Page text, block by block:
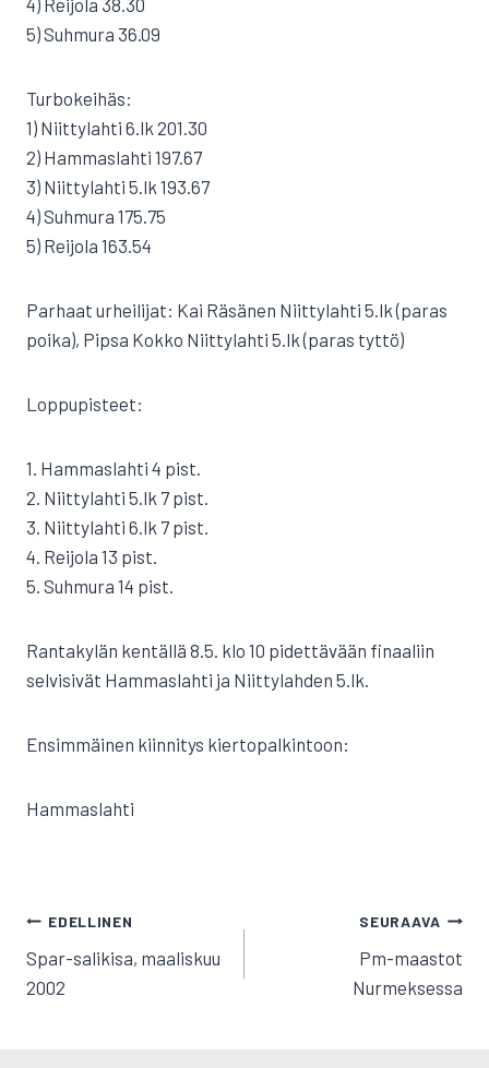
4) Reijola 38.30
5) Suhmura 36.09
Turbokeihäs:
1) Niittylahti 6.lk 201.30
2) Hammaslahti 197.67
3) Niittylahti 5.lk 193.67
4) Suhmura 175.75
5) Reijola 163.54
Parhaat urheilijat: Kai Räsänen Niittylahti 5.lk (paras
poika), Pipsa Kokko Niittylahti 5.lk (paras tyttö)
Loppupisteet:
1. Hammaslahti 4 pist.
2. Niittylahti 5.lk 7 pist.
3. Niittylahti 6.lk 7 pist.
4. Reijola 13 pist.
5. Suhmura 14 pist.
Rantakylän kentällä 8.5. klo 10 pidettävään finaaliin
selvisivät Hammaslahti ja Niittylahden 5.lk.
Ensimmäinen kiinnitys kiertopalkintoon:
Hammaslahti
ARTIKKELIEN
SELAUS
EDELLINEN
Spar-salikisa, maaliskuu
2002
SEURAAVA
Pm-maastot
Nurmeksessa